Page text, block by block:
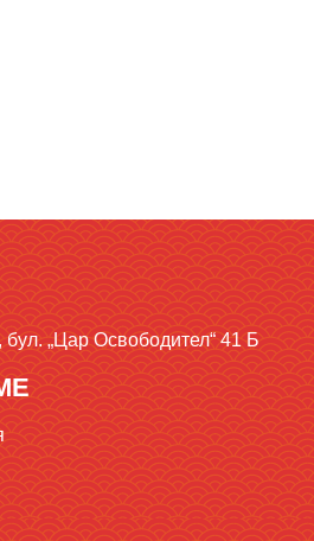
„Цар Освободител“ 41 Б